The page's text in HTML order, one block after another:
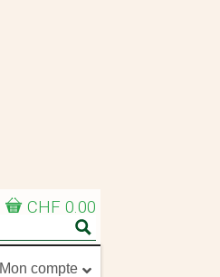
CHF 0.00
Mon compte